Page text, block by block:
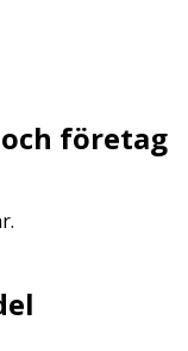
företag